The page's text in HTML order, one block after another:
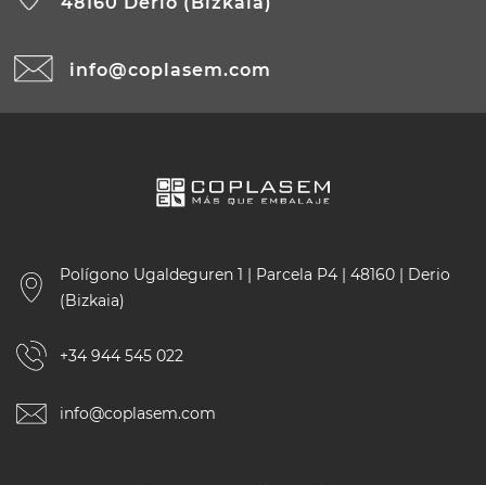
info@coplasem.com
Polígono Ugaldeguren 1 | Parcela P4 | 48160 | Derio
(Bizkaia)
+34 944 545 022
info@coplasem.com